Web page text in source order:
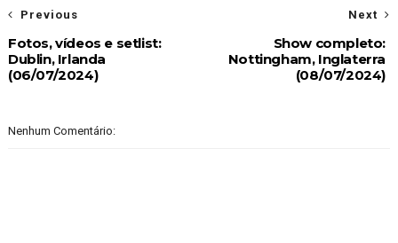
Next
Show completo:
Nottingham, Inglaterra
(08/07/2024)
Previous
Fotos, vídeos e setlist:
Dublin, Irlanda
(06/07/2024)
Nenhum Comentário: